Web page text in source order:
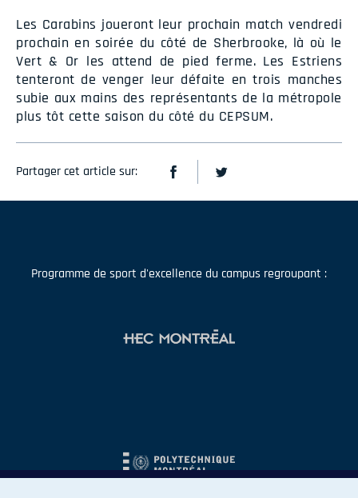
Les Carabins joueront leur prochain match vendredi
prochain en soirée du côté de Sherbrooke, là où le
Vert & Or les attend de pied ferme. Les Estriens
tenteront de venger leur défaite en trois manches
subie aux mains des représentants de la métropole
plus tôt cette saison du côté du CEPSUM.
Partager cet article sur:
Programme de sport d'excellence du campus regroupant :